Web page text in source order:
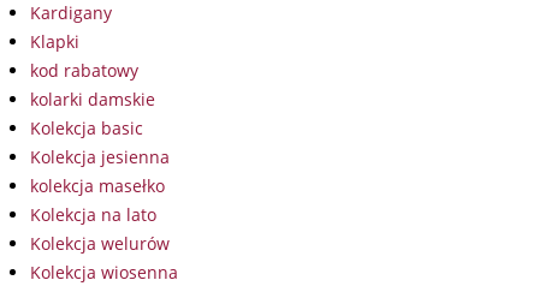
Kardigany
Klapki
kod rabatowy
kolarki damskie
Kolekcja basic
Kolekcja jesienna
kolekcja masełko
Kolekcja na lato
Kolekcja welurów
Kolekcja wiosenna